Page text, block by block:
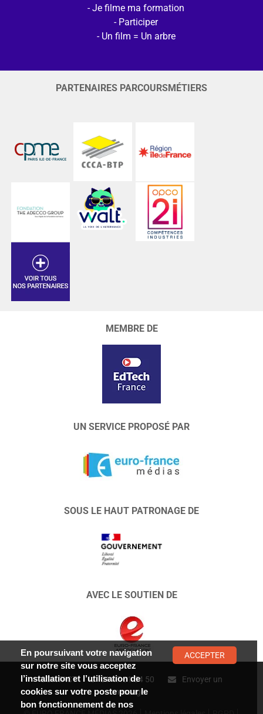
Je filme ma formation
Participer
Un film = Un arbre
PARTENAIRES PARCOURSMÉTIERS
MEMBRE DE
UN SERVICE PROPOSÉ PAR
SOUS LE HAUT PATRONAGE DE
AVEC LE SOUTIEN DE
CONTACT : 01 47 01 34 50
Envoyer un
message
En poursuivant votre navigation
sur notre site vous acceptez
l’installation et l’utilisation de
cookies sur votre poste pour le
bon fonctionnement de nos
ACCEPTER